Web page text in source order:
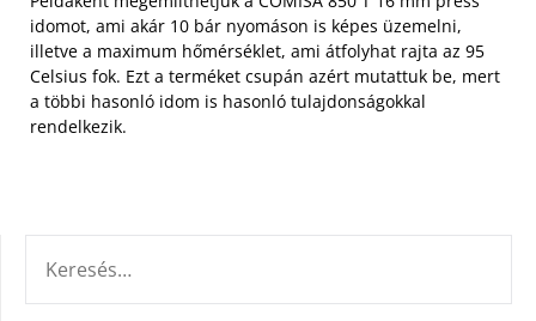
idomot, ami akár 10 bár nyomáson is képes üzemelni,
illetve a maximum hőmérséklet, ami átfolyhat rajta az 95
Celsius fok. Ezt a terméket csupán azért mutattuk be, mert
a többi hasonló idom is hasonló tulajdonságokkal
rendelkezik.